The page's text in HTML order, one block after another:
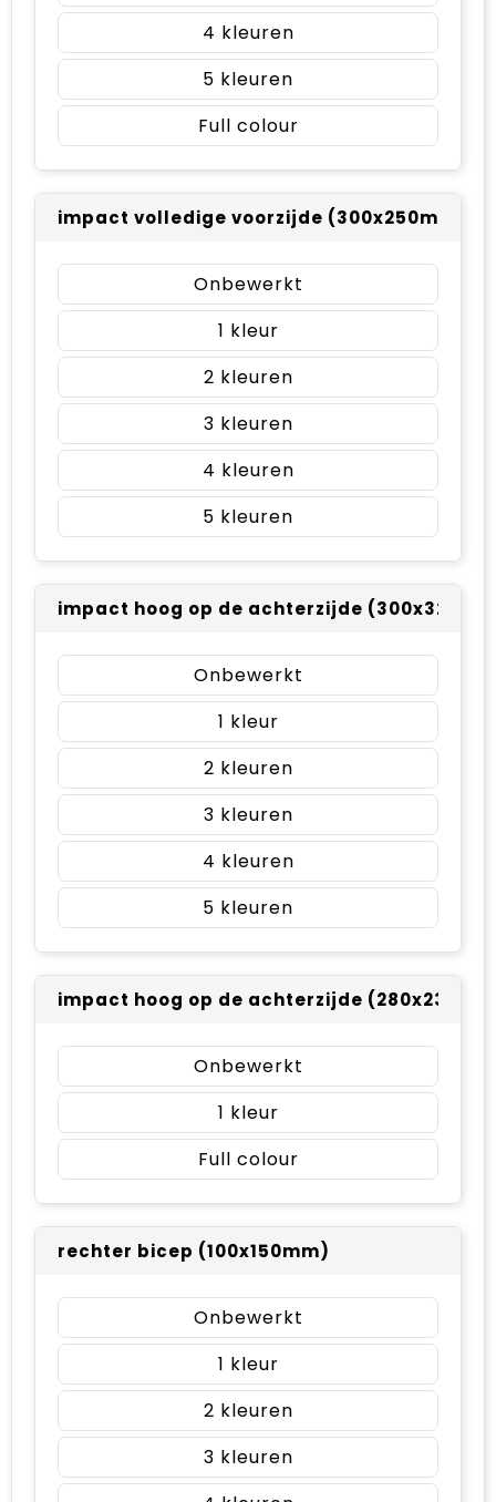
4
5
Full colour
impact volledige voorzijde (300x250mm)
Onbewerkt
1
2
3
4
5
impact hoog op de achterzijde
Onbewerkt
1
2
3
4
5
impact hoog op de achterzijde
Onbewerkt
1
Full colour
rechter bicep (100x150mm)
Onbewerkt
1
2
3